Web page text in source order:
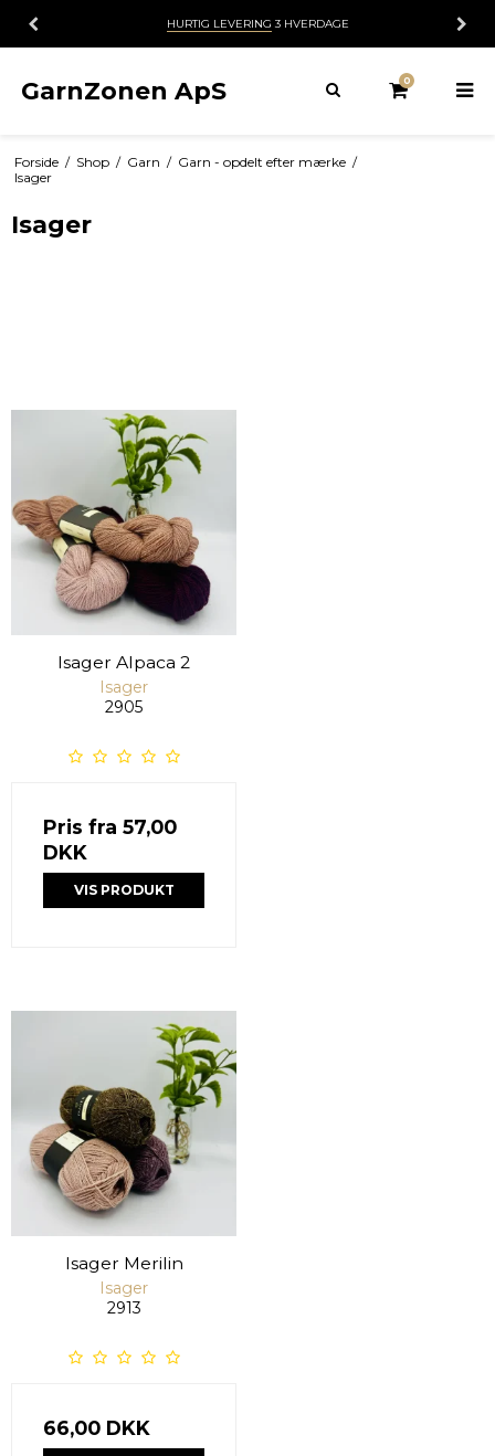
LEVERING 3 HVERDAGE
GarnZonen ApS 0
Forside / Shop / Garn / Garn - opdelt efter mærke /
Isager
Isager
Isager Alpaca 2
Isager
2905
Pris fra 57,00
DKK
VIS PRODUKT
Isager Merilin
Isager
2913
66,00 DKK